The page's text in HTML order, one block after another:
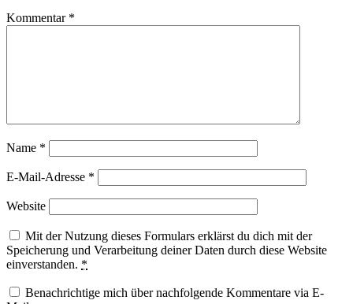
Kommentar *
Name *
E-Mail-Adresse *
Website
Mit der Nutzung dieses Formulars erklärst du dich mit der
Speicherung und Verarbeitung deiner Daten durch diese Website
einverstanden. *
Benachrichtige mich über nachfolgende Kommentare via E-